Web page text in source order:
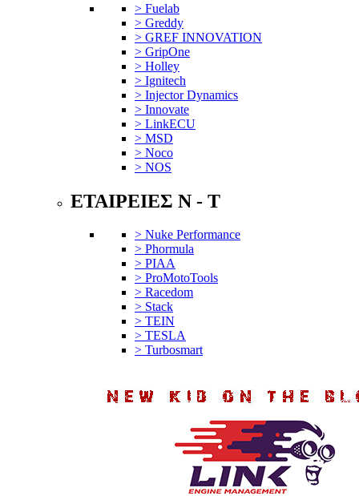
> Fuelab
> Greddy
> GREF INNOVATION
> GripOne
> Holley
> Ignitech
> Injector Dynamics
> Innovate
> LinkECU
> MSD
> Noco
> NOS
ΕΤΑΙΡΕΙΕΣ N - T
> Nuke Performance
> Phormula
> PIAA
> ProMotoTools
> Racedom
> Stack
> TEIN
> TESLA
> Turbosmart